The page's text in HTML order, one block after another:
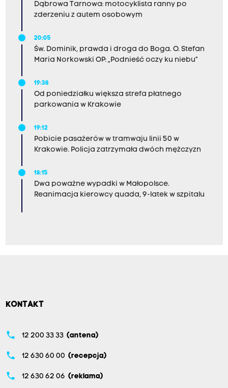
Dąbrowa Tarnowa: motocyklista ranny po
zderzeniu z autem osobowym
20:05
Św. Dominik, prawda i droga do Boga. O. Stefan
Maria Norkowski OP: „Podnieść oczy ku niebu”
19:38
Od poniedziałku większa strefa płatnego
parkowania w Krakowie
19:12
Pobicie pasażerów w tramwaju linii 50 w
Krakowie. Policja zatrzymała dwóch mężczyzn
18:15
Dwa poważne wypadki w Małopolsce.
Reanimacja kierowcy quada, 9-latek w szpitalu
KONTAKT
phone 12 200 33 33 (antena)
phone 12 630 60 00 (recepcja)
phone 12 630 62 06 (reklama)